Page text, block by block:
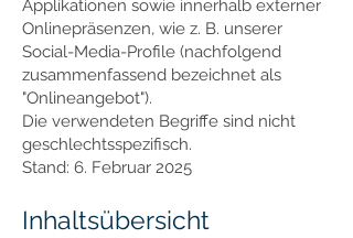
Applikationen sowie innerhalb externer
Onlinepräsenzen, wie z. B. unserer
Social-Media-Profile (nachfolgend
zusammenfassend bezeichnet als
"Onlineangebot").
Die verwendeten Begriffe sind nicht
geschlechtsspezifisch.
Stand: 6. Februar 2025
Inhaltsübersicht